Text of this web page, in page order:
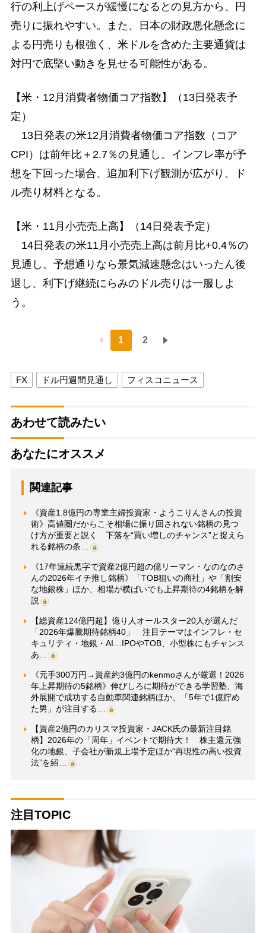
行の利上げペースが緩慢になるとの見方から、円
売りに振れやすい。また、日本の財政悪化懸念に
よる円売りも根強く、米ドルを含めた主要通貨は
対円で底堅い動きを見せる可能性がある。
【米・12月消費者物価コア指数】（13日発表予
定）
13日発表の米12月消費者物価コア指数（コア
CPI）は前年比＋2.7％の見通し。インフレ率が予
想を下回った場合、追加利下げ観測が広がり、ド
ル売り材料となる。
【米・11月小売売上高】（14日発表予定）
14日発表の米11月小売売上高は前月比+0.4％の
見通し。予想通りなら景気減速懸念はいったん後
退し、利下げ継続にらみのドル売りは一服しよ
う。
1 2
FX ドル円週間見通し フィスコニュース
あわせて読みたい
あなたにオススメ
関連記事
《資産1.8億円の専業主婦投資家・ようこりんさんの投資
術》高値圏だからこそ相場に振り回されない銘柄の見つ
け方が重要と説く 下落を“買い増しのチャンス”と捉えら
れる銘柄の条…
《17年連続黒字で資産2億円超の億リーマン・なのなのさ
んの2026年イチ推し銘柄》「TOB狙いの商社」や「割安
な地銀株」ほか、相場が横ばいでも上昇期待の4銘柄を解
説
【総資産124億円超】億り人オールスター20人が選んだ
「2026年爆騰期待銘柄40」 注目テーマはインフレ・セ
キュリティ・地銀・AI…IPOやTOB、小型株にもチャンス
あ…
《元手300万円→資産約3億円のkenmoさんが厳選！2026
年上昇期待の5銘柄》伸びしろに期待ができる学習塾、海
外展開で成功する自動車関連銘柄ほか、「5年で1億貯め
た男」が注目する…
【資産2億円のカリスマ投資家・JACK氏の最新注目銘
柄】2026年の「周年」イベントで期待大！ 株主還元強
化の地銀、子会社が新規上場予定ほか“再現性の高い投資
法”を紹…
注目TOPIC